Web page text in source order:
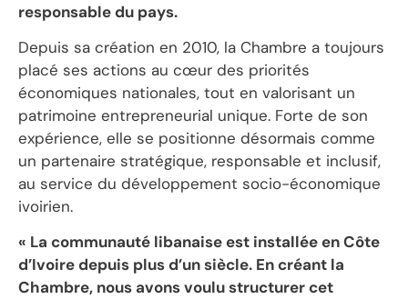
responsable du pays.
Depuis sa création en 2010, la Chambre a toujours
placé ses actions au cœur des priorités
économiques nationales, tout en valorisant un
patrimoine entrepreneurial unique. Forte de son
expérience, elle se positionne désormais comme
un partenaire stratégique, responsable et inclusif,
au service du développement socio-économique
ivoirien.
« La communauté libanaise est installée en Côte
d’Ivoire depuis plus d’un siècle. En créant la
Chambre, nous avons voulu structurer cet